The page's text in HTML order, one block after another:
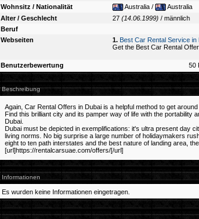
Wohnsitz / Nationalität
Australia /
Australia
Alter / Geschlecht
27 (14.06.1999) / männlich
Beruf
Webseiten
1. Best Car Rental Service in
Get the Best Car Rental
Benutzerbewertung 50
Beschreibung
Again, Car Rental Offers in Dubai is a helpful method to get
Find this brilliant city and its pamper way of life with the portability
Dubai.
Dubai must be depicted in exemplifications: it's ultra present day
living norms. No big surprise a large number of holidaymakers
eight to ten path interstates and the best nature of landing area,
[url]https://rentalcarsuae.com/offers/[/url]
Informationen
Es wurden keine Informationen eingetragen.